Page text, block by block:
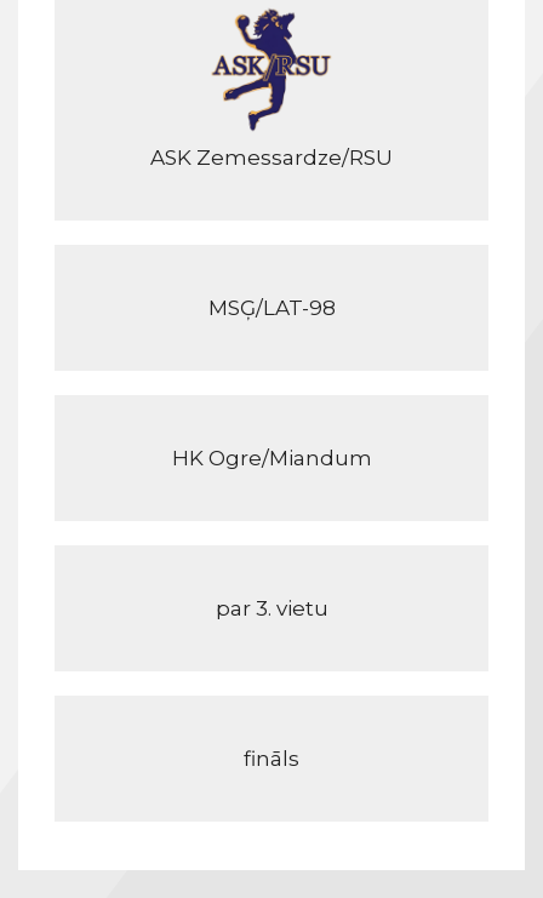
ASK Zemessardze/RSU
MSĢ/LAT-98
HK Ogre/Miandum
par 3. vietu
fināls